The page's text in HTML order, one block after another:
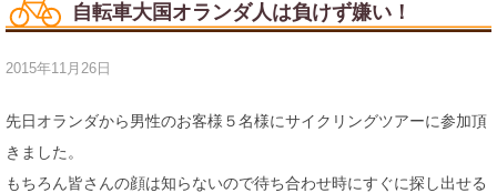
自転車大国オランダ人は負けず嫌い！
2015年11月26日
先日オランダから男性のお客様５名様にサイクリングツアーに参加頂
きました。
もちろん皆さんの顔は知らないので待ち合わせ時にすぐに探し出せる